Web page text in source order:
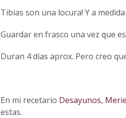
Tibias son una locura! Y a
Guardar en frasco una vez que
Duran 4 días aprox. Pero creo
En mi recetario Desayunos,
estas.